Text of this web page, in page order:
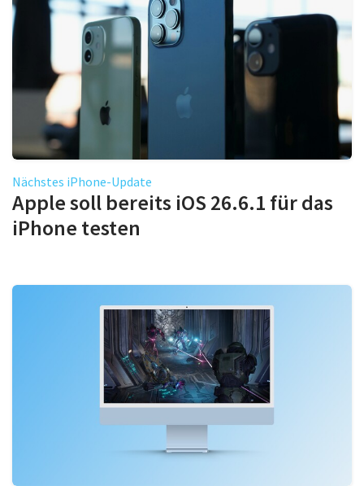
Nächstes iPhone-Update
Apple soll bereits iOS 26.6.1 für das
iPhone testen